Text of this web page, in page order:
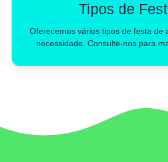
Tipos de
Oferecemos vários tipos de festa de
necessidade. Consulte-nos para